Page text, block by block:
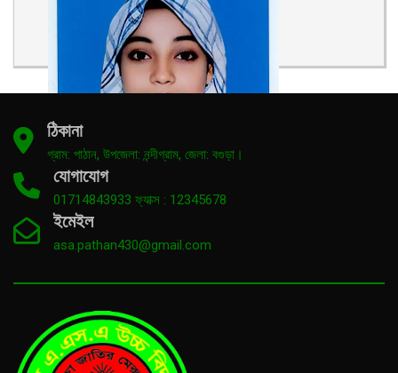
Md. Rubel Hossain
Assistant Teacher
Assistant Teacher
ঠিকানা
গ্রাম: পাঠান, উপজেলা: নন্দীগ্রাম, জেলা: বগুড়া।
যোগাযোগ
01714843933 ফ্যাক্স : 12345678
ইমেইল
asa.pathan430@gmail.com